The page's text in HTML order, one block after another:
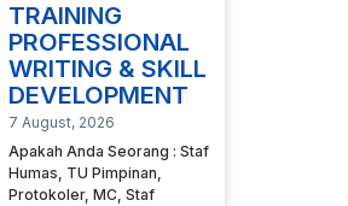
TRAINING
PROFESSIONAL
WRITING & SKILL
DEVELOPMENT
7 August, 2026
Apakah Anda Seorang : Staf
Humas, TU Pimpinan,
Protokoler, MC, Staf